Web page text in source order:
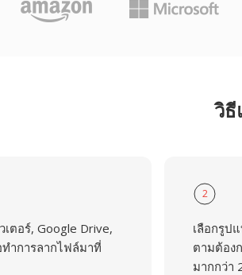
วิธี
ตอร์, Google Drive,
ำการลากไฟล์มาที่
2
เลือกรูป
ตามต้อง
มากกว่า